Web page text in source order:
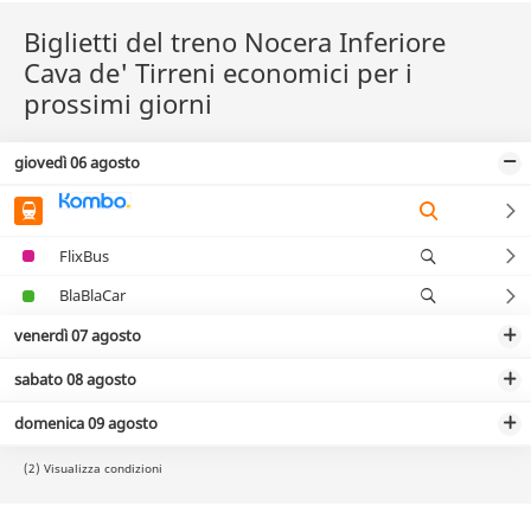
Biglietti del treno Nocera Inferiore
Cava de' Tirreni economici per i
prossimi giorni
giovedì 06 agosto
FlixBus
BlaBlaCar
venerdì 07 agosto
sabato 08 agosto
domenica 09 agosto
(2) Visualizza condizioni